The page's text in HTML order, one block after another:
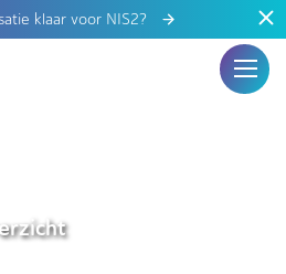
klaar voor NIS2?